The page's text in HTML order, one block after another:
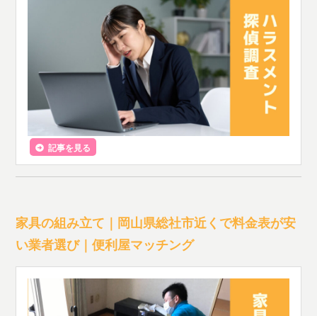
記事を見る
家具の組み立て｜岡山県総社市近くで料金表が安
い業者選び｜便利屋マッチング